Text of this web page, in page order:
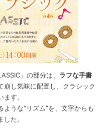
」の部分は、 ラフな手書
崩し気味に配置し、クラシック
す。
うな“リズム”を、文字からも
た。